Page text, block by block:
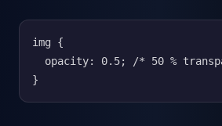
img {
opacity: 0.5; /* 50 %
}